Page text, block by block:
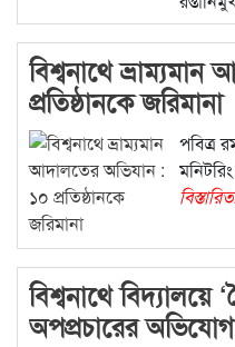
বিশ্বনাথে
প্রতিষ্ঠানকে জরিমানা
পবিত্র
বিশ্বনাথে বিদ্যালয়ে
অপপ্রচারের অভিযোগ